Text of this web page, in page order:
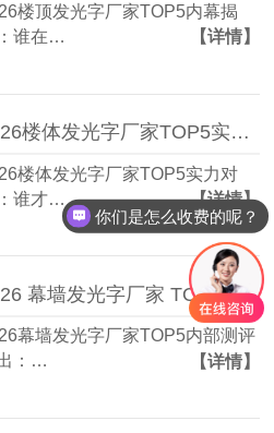
楼顶发光字厂家TOP5内幕揭
谁在…
【详情】
2026楼体发光字厂家TOP5实力对比：谁才是真正的性价比王？
楼体发光字厂家TOP5实力对
谁才…
【详情】
2026 幕墙发光字厂家 TOP5 内部测评流出：3 个标准让实力一目了然
幕墙发光字厂家TOP5内部测评
：…
【详情】
你们是怎么收费的呢？